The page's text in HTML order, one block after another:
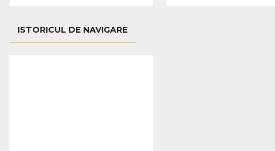
ISTORICUL DE NAVIGARE